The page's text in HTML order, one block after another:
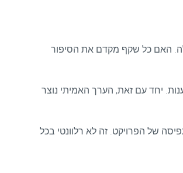
האם כל שקף מקדם את הסיפור
יחד עם זאת, הערך האמיתי נוצר
של הפרויקט. זה לא רלוונטי בכל